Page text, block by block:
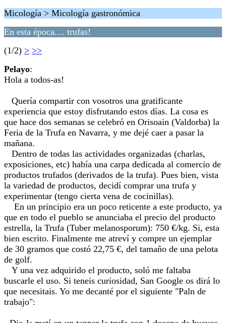
Micología > Micología gastronómica
En esta época.... trufas!
(1/2) > >>
Pelayo:
Hola a todos-as!
Quería compartir con vosotros una gratificante
experiencia que estoy disfrutando estos días. La cosa es
que hace dos semanas se celebró en Orisoain (Valdorba) la
Feria de la Trufa en Navarra, y me dejé caer a pasar la
mañana.
Dentro de todas las actividades organizadas (charlas,
exposiciones, etc) había una carpa dedicada al comercio de
productos trufados (derivados de la trufa). Pues bien, vista
la variedad de productos, decidí comprar una trufa y
experimentar (tengo cierta vena de cocinillas).
En un principio era un poco reticente a este producto, ya
que en todo el pueblo se anunciaba el precio del producto
estrella, la Trufa (Tuber melanosporum): 750 €/kg. Si, esta
bien escrito. Finalmente me atreví y compre un ejemplar
de 30 gramos que costó 22,75 €, del tamaño de una pelota
de golf.
Y una vez adquirido el producto, soló me faltaba
buscarle el uso. Si teneis curiosidad, San Google os dirá lo
que necesitais. Yo me decanté por el siguiente "Paln de
trabajo":